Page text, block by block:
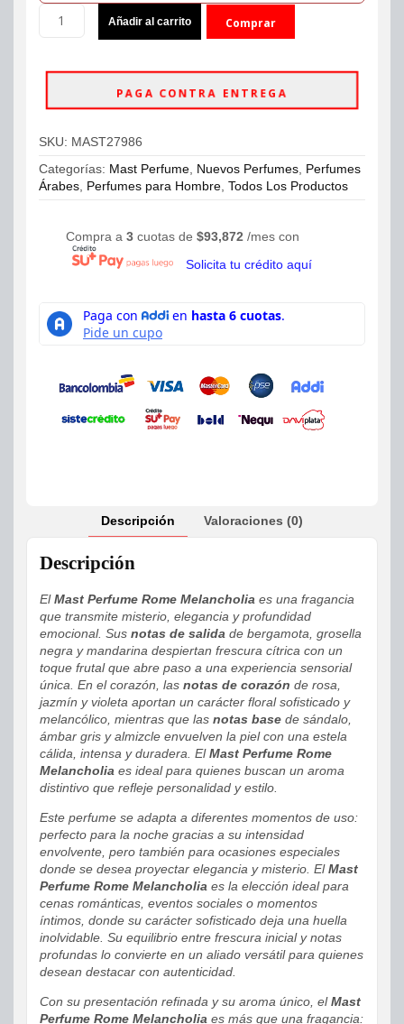
Perfume
Perfume
-
100ml
Hombre
Añadir al carrito Comprar
PAGA CONTRA ENTREGA
SKU: MAST27986
Categorías: Mast Perfume Nuevos Perfumes Perfumes
Árabes Perfumes para Hombre Todos Los Productos
Compra a 3 cuotas de $93,872 /mes con
Solicita tu crédito aquí
Descripción Valoraciones (0)
Descripción
ElMast Perfume Rome Melancholia es una fragancia
que transmite misterio, elegancia y profundidad
emocional. Sus notas de salida de bergamota, grosella
negra y mandarina despiertan frescura cítrica con un
toque frutal que abre paso a una experiencia sensorial
única. En el corazón, las notas de corazón de rosa,
jazmín y violeta aportan un carácter floral sofisticado y
melancólico, mientras que las notas base de sándalo,
ámbar gris y almizcle envuelven la piel con una estela
cálida, intensa y duradera. ElMast Perfume Rome
Melancholia es ideal para quienes buscan un aroma
distintivo que refleje personalidad y estilo.
Este perfume se adapta a diferentes momentos de uso:
perfecto para la noche gracias a su intensidad
envolvente, pero también para ocasiones especiales
donde se desea proyectar elegancia y misterio. ElMast
Perfume Rome Melancholia es la elección ideal para
cenas románticas, eventos sociales o momentos
íntimos, donde su carácter sofisticado deja una huella
inolvidable. Su equilibrio entre frescura inicial y notas
profundas lo convierte en un aliado versátil para quienes
desean destacar con autenticidad.
Con su presentación refinada y su aroma único, elMast
Perfume Rome Melancholia es más que una fragancia: